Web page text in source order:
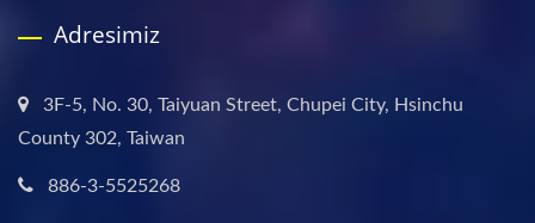
Adresimiz
3F-5, No. 30, Taiyuan Street, Chupei City, Hsinchu
County 302, Taiwan
886-3-5525268